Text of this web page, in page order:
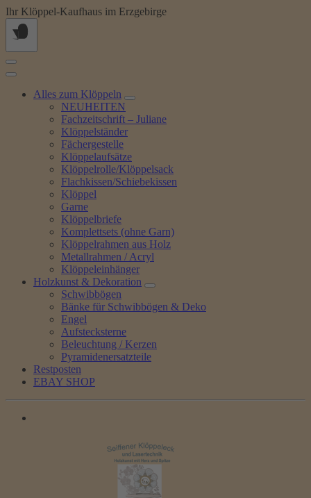
Springe
zum
Inhalt
Ihr Klöppel-Kaufhaus im Erzgebirge
Alles zum Klöppeln
NEUHEITEN
Fachzeitschrift – Juliane
Klöppelständer
Fächergestelle
Klöppelaufsätze
Klöppelrolle/Klöppelsack
Flachkissen/Schiebekissen
Klöppel
Garne
Klöppelbriefe
Komplettsets (ohne Garn)
Klöppelrahmen aus Holz
Metallrahmen / Acryl
Klöppeleinhänger
Holzkunst & Dekoration
Schwibbögen
Bänke für Schwibbögen & Deko
Engel
Aufstecksterne
Beleuchtung / Kerzen
Pyramidenersatzteile
Restposten
EBAY SHOP